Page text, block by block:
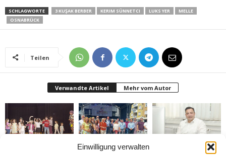
Einwilligung verwalten
SCHLAGWORTE 3 KUŞAK BERBER KERIM SÜNNETCI LUKS YER
MELLE
OSNABRÜCK
Teilen
Verwandte Artikel Mehr vom Autor